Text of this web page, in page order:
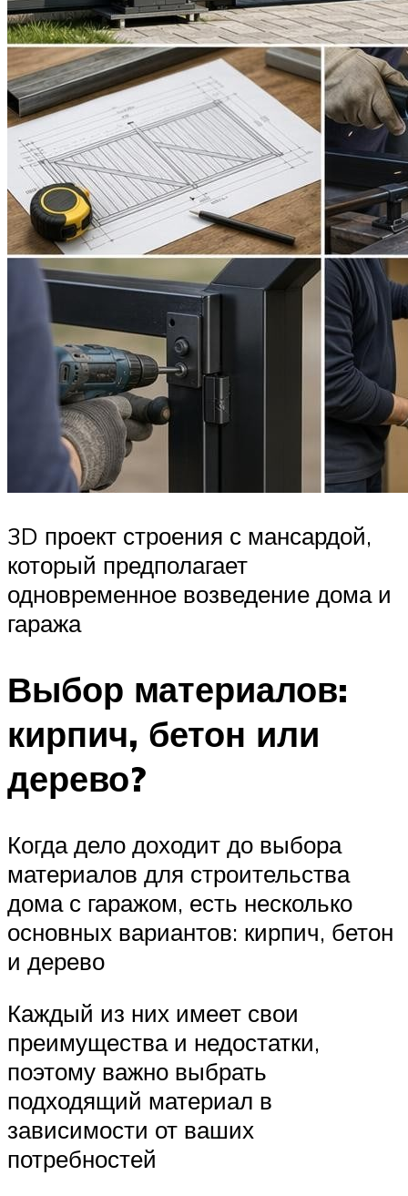
3D проект строения с мансардой,
который предполагает
одновременное возведение дома и
гаража
Выбор материалов:
кирпич, бетон или
дерево?
Когда дело доходит до выбора
материалов для строительства
дома с гаражом, есть несколько
основных вариантов: кирпич, бетон
и дерево
Каждый из них имеет свои
преимущества и недостатки,
поэтому важно выбрать
подходящий материал в
зависимости от ваших
потребностей